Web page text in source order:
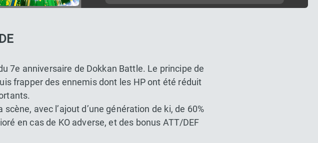
7e anniversaire de Dokkan Battle. Le principe de
frapper des ennemis dont les HP ont été réduit
avec l’ajout d’une génération de ki, de 60%
en cas de KO adverse, et des bonus ATT/DEF